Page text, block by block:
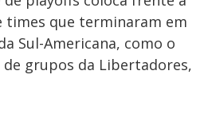
times que terminaram em
Sul-Americana, como o
grupos da Libertadores,